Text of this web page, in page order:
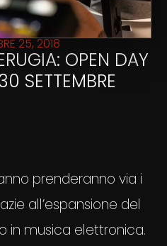
25, 2018
OPEN DAY
SETTEMBRE
prenderanno via i
all’espansione del
in musica elettronica.